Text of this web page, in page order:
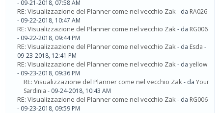
- 09-21-2018, 07:58 AM
RE: Visualizzazione del Planner come nel vecchio Zak- da RA026
- 09-22-2018, 10:47 AM
RE: Visualizzazione del Planner come nel vecchio Zak- da RG006
- 09-22-2018, 09:44 PM
RE: Visualizzazione del Planner come nel vecchio Zak- da Esda -
09-23-2018, 12:41 PM
RE: Visualizzazione del Planner come nel vecchio Zak- da yellow
- 09-23-2018, 09:36 PM
RE: Visualizzazione del Planner come nel vecchio Zak- da Your
Sardinia - 09-24-2018, 10:43 AM
RE: Visualizzazione del Planner come nel vecchio Zak- da RG006
- 09-23-2018, 09:59 PM